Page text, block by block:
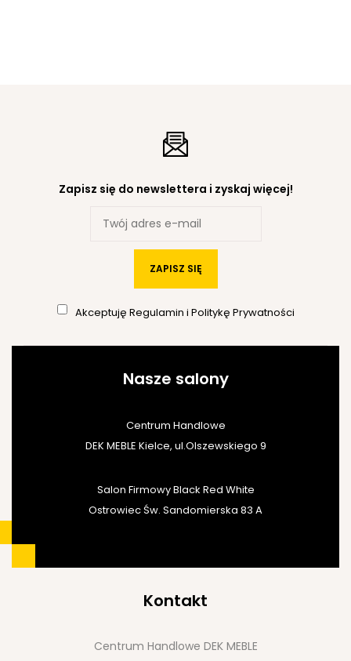
Zapisz się do newslettera i zyskaj więcej!
ZAPISZ SIĘ
Akceptuję Regulamin i Politykę Prywatności
Nasze salony
Centrum Handlowe
DEK MEBLE Kielce, ul.Olszewskiego 9
Salon Firmowy Black Red White
Ostrowiec Św. Sandomierska 83 A
Kontakt
Centrum Handlowe DEK MEBLE